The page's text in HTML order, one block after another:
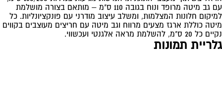
עם גב מיטה מרופד ונוח בגובה 110 ס"מ – מותאם בצורה מושלמת
למיקום חלונות המצלמות, ומשלב עיצוב מודרני עם פונקציונליות. כל
מיטה כוללת ארגז מצעים מרווח וגב מיטה עם חריצים מעוצבים בקווים
נקיים כל 20 ס"מ, להשלמת מראה אלגנטי ועכשווי.
גלריית תמונות